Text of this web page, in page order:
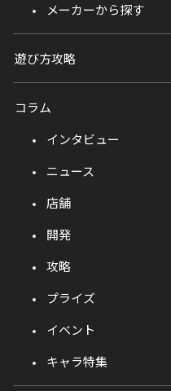
メーカーから探す
遊び方攻略
コラム
インタビュー
ニュース
店舗
開発
攻略
プライズ
イベント
キャラ特集